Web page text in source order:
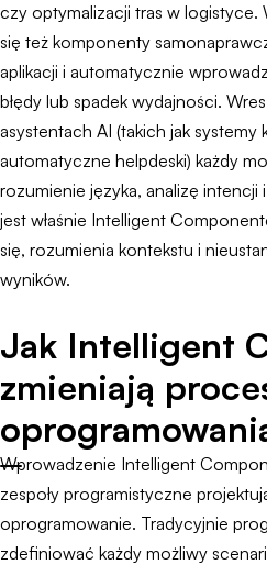
czy optymalizacji tras w logistyce.
się też komponenty
aplikacji i automatycznie
błędy lub spadek wydajności.
asystentach AI (takich jak
automatyczne helpdeski) każdy
rozumienie języka, analizę
jest właśnie Intelligent
się, rozumienia kontekstu i
wyników.
Jak Intelligent
zmieniają
Wprowadzenie Intelligent
zespoły programistyczne
oprogramowanie. Tradycyjnie
zdefiniować każdy możliwy